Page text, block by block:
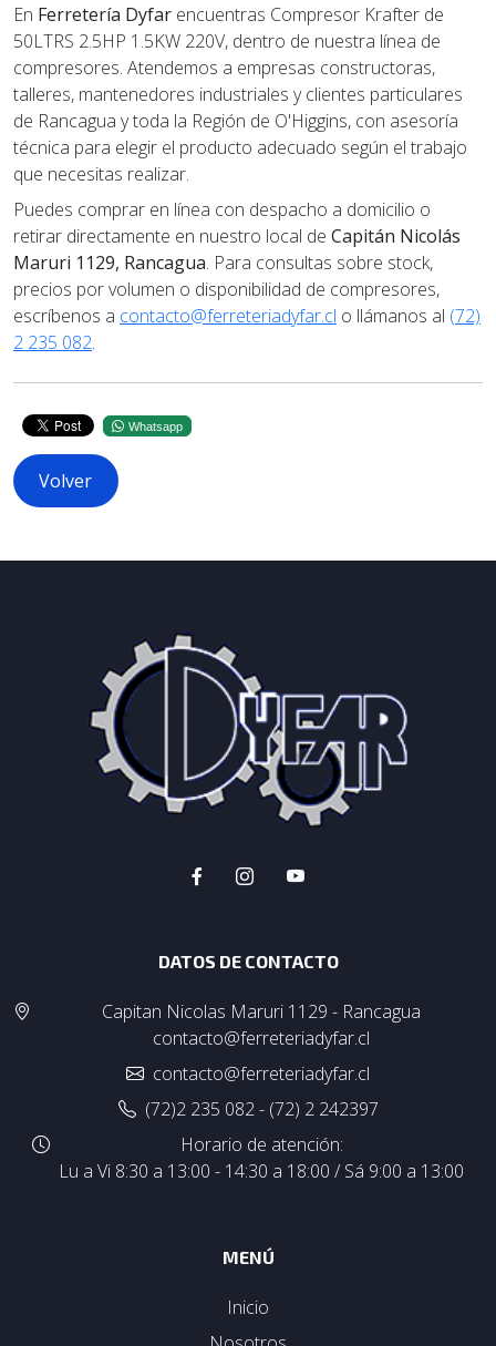
En Ferretería Dyfar encuentras Compresor Krafter de
50LTRS 2.5HP 1.5KW 220V, dentro de nuestra línea de
compresores. Atendemos a empresas constructoras,
talleres, mantenedores industriales y clientes particulares
de Rancagua y toda la Región de O'Higgins, con asesoría
técnica para elegir el producto adecuado según el trabajo
que necesitas realizar.
Puedes comprar en línea con despacho a domicilio o
retirar directamente en nuestro local de Capitán Nicolás
Maruri 1129, Rancagua. Para consultas sobre stock,
precios por volumen o disponibilidad de compresores,
escríbenos a contacto@ferreteriadyfar.cl o llámanos al (72)
2 235 082.
Whatsapp
Volver
DATOS DE CONTACTO
Capitan Nicolas Maruri 1129 - Rancagua
contacto@ferreteriadyfar.cl
contacto@ferreteriadyfar.cl
(72)2 235 082 - (72) 2 242397
Horario de atención:
Lu a Vi 8:30 a 13:00 - 14:30 a 18:00 / Sá 9:00 a 13:00
MENÚ
Inicio